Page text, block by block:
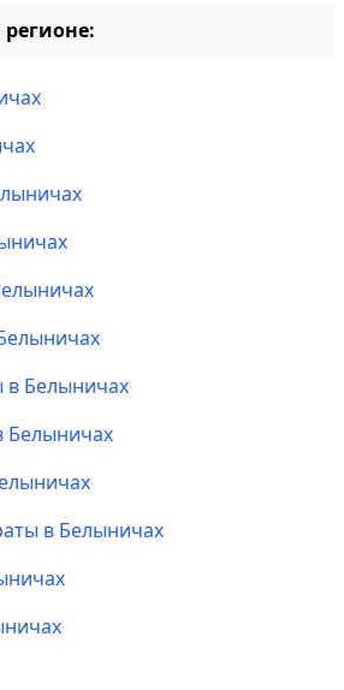
в Белыничах
Белыничах
в Белыничах